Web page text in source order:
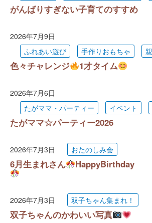
がんばりすぎない子育てのすすめ
2026年7月9日
ふれあい遊び
手作りおもちゃ
色々チャレンジ 1才タイム
2026年7月6日
たがママ・パーティー
イベント
たがママ☆パーティー2026
2026年7月3日 おたのしみ会
6月生まれさん HappyBirthday
2026年7月3日 双子ちゃん集まれ！
双子ちゃんのかわいい写真